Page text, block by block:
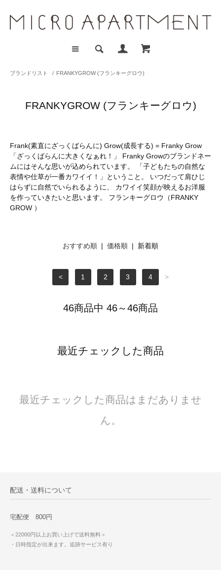
ブランドリスト / FRANKYGROW (フランキーグロウ)
FRANKYGROW (フランキーグロウ)
Frank(素直にざっくばらんに) Grow(成長する) = Franky Grow
「ざっくばらんに大きくなぁれ！」 Franky Growのブランドネー
ムにはそんな思いが込められています。 「子どもたちの自然な
表情や仕草が一番カワイイ！」ということ。 いつだって肩ひじ
はらずに自然でいられるように、 カワイイ笑顔が映えるお洋服
を作っていきたいと思います。 フランキーグロウ（FRANKY
GROW ）
おすすめ順 | 価格順 | 新着順
< 1 2 3 4 >
46商品中 46～46商品
最近チェックした商品
最近チェックした商品はまだありませ
ん。
配送・送料について
宅配便 800円
＜22000円以上お買い上げで送料無料＞
・日時指定が出来ます。追跡サービス有り